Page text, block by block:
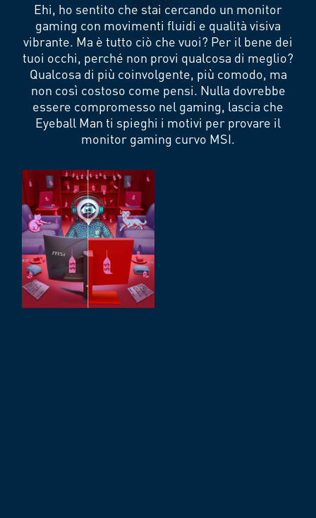
Ehi, ho sentito che stai cercando un monitor
gaming con movimenti fluidi e qualità visiva
vibrante. Ma è tutto ciò che vuoi? Per il bene dei
tuoi occhi, perché non provi qualcosa di meglio?
Qualcosa di più coinvolgente, più comodo, ma
non così costoso come pensi. Nulla dovrebbe
essere compromesso nel gaming, lascia che
Eyeball Man ti spieghi i motivi per provare il
monitor gaming curvo MSI.